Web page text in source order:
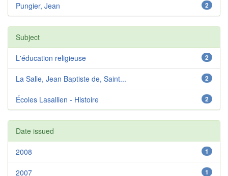
2
Pungier, Jean
Subject
2
L'éducation religieuse
2
La Salle, Jean Baptiste de, Saint...
2
Écoles Lasallien - Histoire
Date issued
1
2008
1
2007